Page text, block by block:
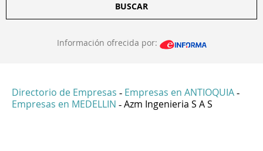
BUSCAR
Información ofrecida por:
Directorio de Empresas - Empresas en ANTIOQUIA -
Empresas en MEDELLIN - Azm Ingenieria S A S